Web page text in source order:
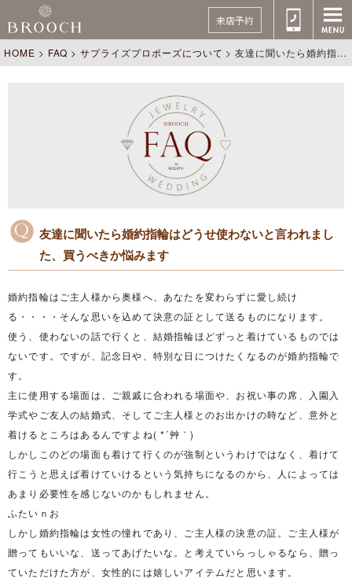
来店予約
HOME > FAQ >サプライズプロポーズについて >友達に聞いたら婚約指輪はどうせ使わないと言われました、買うべきか悩みます
友達に聞いたら婚約指輪はどうせ使わないと言われまし
た、買うべきか悩みます
婚約指輪はご主人様から奥様へ、あなたを変わらずに愛し続け
る・・・・そんな思いを込めて決意の証として送るものになります。
使う、使わないの話で行くと、結婚指輪ほどずっと着けているものでは
ないです。ですが、記念日や、特別な日につけたくなるのが婚約指輪で
す。
主に使用する場面は、ご親戚に合われる場面や、お祝い事の席、入園入
学式やご友人の結婚式、そしてご主人様とのお出かけの時など、意外と
着けるところはあるんですよね( *´艸｀)
しかしこのどの場面も着けて行くのが強制というわけではなく、着けて
行こうと思えば着けていけるという気持ちになるのから、人によっては
あまり必要性を感じないのかもしれません。
ふたいｎお
しかし婚約指輪は女性の憧れであり、ご主人様の決意の証。ご主人様が
贈ってもいいな、送ってあげたいな。と考えていらっしゃるなら、贈っ
ていただけた方が、女性的には嬉しいアイテムだと思います。